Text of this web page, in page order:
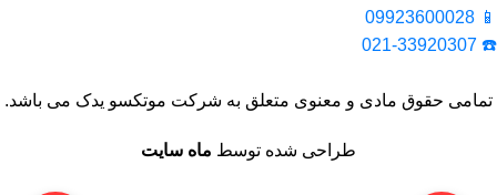
📱 09923600028
☎️ 021-33920307
تمامی حقوق مادی و معنوی متعلق به شرکت موتکسو یدک می باشد.
طراحی شده توسط ماه سایت